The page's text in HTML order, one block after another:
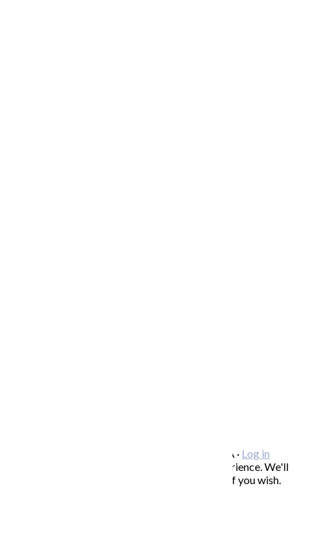
Copyright © 2026 KATARÍNA S. KALMANOVÁ · Log in
This website uses cookies to improve your experience. We'll
assume you're ok with this, but you can opt-out if you wish.